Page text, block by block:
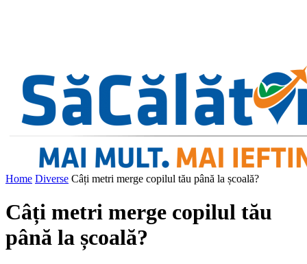
Home Diverse Câți metri merge copilul tău până la școală?
Câți metri merge copilul tău
până la școală?